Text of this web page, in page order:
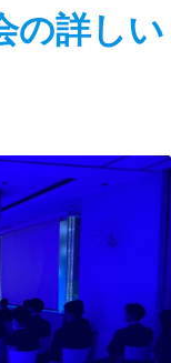
の詳しい